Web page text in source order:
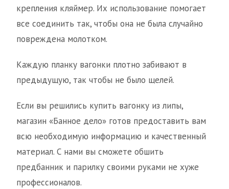
крепления кляймер. Их использование помогает
все соединить так, чтобы она не была случайно
повреждена молотком.
Каждую планку вагонки плотно забивают в
предыдущую, так чтобы не было щелей.
Если вы решились купить вагонку из липы,
магазин «Банное дело» готов предоставить вам
всю необходимую информацию и качественный
материал. С нами вы сможете обшить
предбанник и парилку своими руками не хуже
профессионалов.